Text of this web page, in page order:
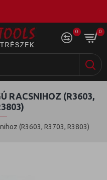
0 0
(R3603, R3703, R3803)
RACSNIHOZ (R3603,